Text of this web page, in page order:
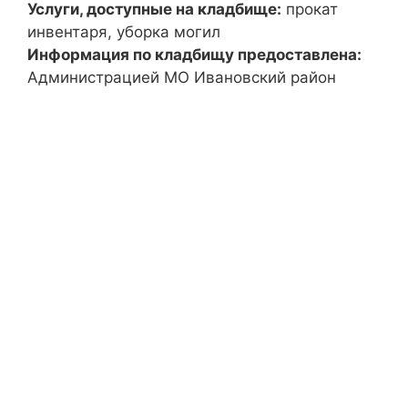
Услуги, доступные на кладбище: прокат
инвентаря, уборка могил
Информация по кладбищу предоставлена:
Администрацией МО Ивановский район